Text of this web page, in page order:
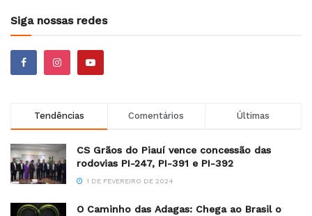
Siga nossas redes
Tendências Comentários Últimas
CS Grãos do Piauí vence concessão das
rodovias PI-247, PI-391 e PI-392
1 DE FEVEREIRO DE 2024
O Caminho das Adagas: Chega ao Brasil o